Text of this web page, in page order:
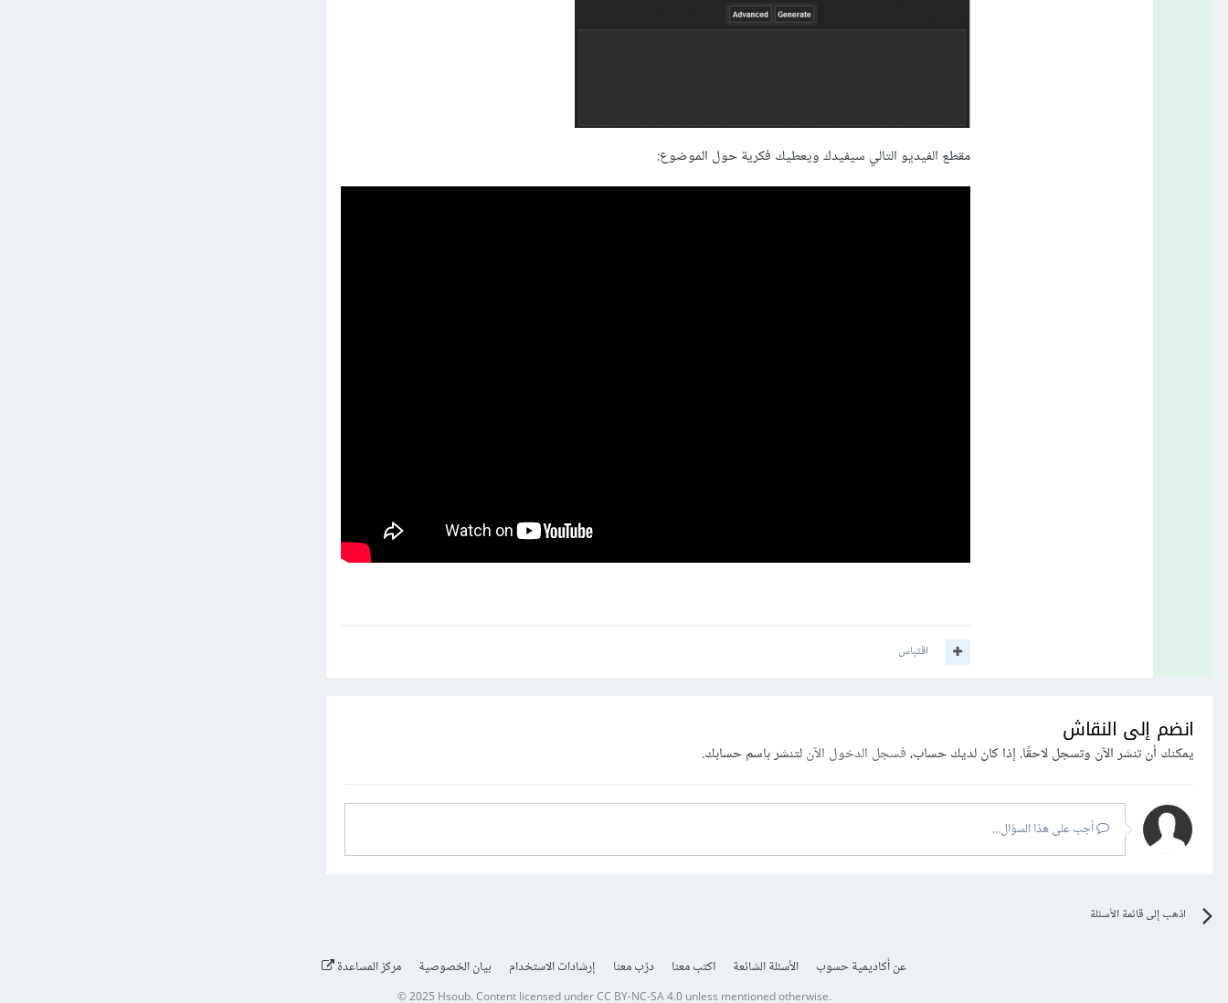
مقطع الفيديو التالي سيفيدك ويعطيك فكرية حول الموضوع:
اقتباس
انضم إلى النقاش
يمكنك أن تنشر الآن وتسجل لاحقًا. إذا كان لديك حساب،فسجل الدخول الآنلتنشر باسم حسابك.
أجب على هذا السؤال...
اذهب إلى قائمة الأسئلة
عن أكاديمية حسوب الأسئلة الشائعة اكتب معنا درّب معنا إرشادات الاستخدام بيان الخصوصية مركز المساعدة
© 2025 Hsoub.Content licensed underCC BY-NC-SA 4.0unless mentioned otherwise.